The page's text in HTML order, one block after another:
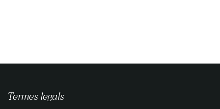
Termes legals